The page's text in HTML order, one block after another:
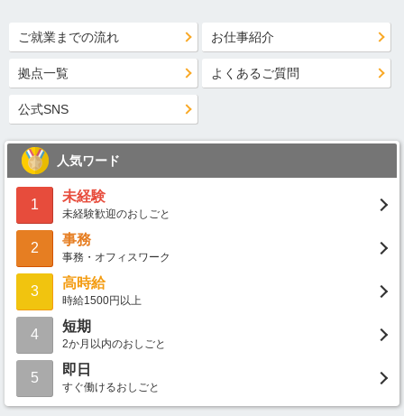
ご就業までの流れ お仕事紹介
拠点一覧 よくあるご質問
公式SNS
人気ワード
1
未経験
未経験歓迎のおしごと
2
事務
事務・オフィスワーク
3
高時給
時給1500円以上
4
短期
2か月以内のおしごと
5
即日
すぐ働けるおしごと